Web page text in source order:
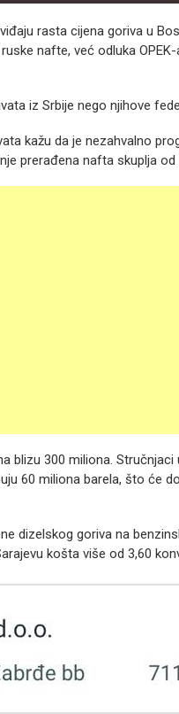
rasta cijena goriva u
nafte, već odluka
iz Srbije nego njihove
kažu da je nezahvalno
prerađena nafta skuplja od
blizu 300 miliona.
60 miliona barela, što će
dizelskog goriva na
košta više od 3,60